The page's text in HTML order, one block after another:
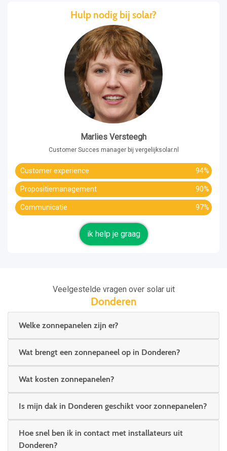
Hulp nodig bij solar?
Marlies Versteegh
Customer Succes manager bij vergelijksolar.nl
Customer experience 94%
Propositiemanagement 90%
Communicatie 97%
ik help je graag
Veelgestelde vragen over solar uit
Donderen
Welke zonnepanelen zijn er?
Wat brengt een zonnepaneel op in Donderen?
Wat kosten zonnepanelen?
Is mijn dak in Donderen geschikt voor zonnepanelen?
Hoe snel ben ik in contact met installateurs uit
Donderen?